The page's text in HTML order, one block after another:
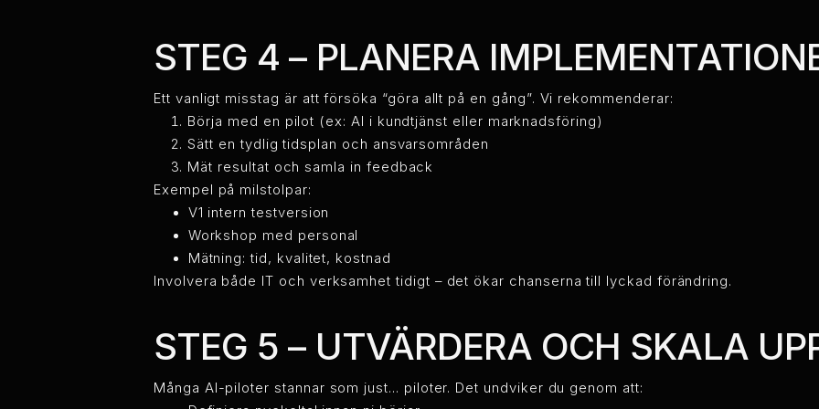
STEG 4 – PLANERA
Ett vanligt misstag är att försöka “göra allt på en gång”. Vi rekommenderar:
Börja med en pilot (ex: AI i kundtjänst eller marknadsföring)
Sätt en tydlig tidsplan och ansvarsområden
Mät resultat och samla in feedback
Exempel på milstolpar:
V1 intern testversion
Workshop med personal
Mätning: tid, kvalitet, kostnad
Involvera både IT och verksamhet tidigt – det ökar chanserna till lyckad förändring.
STEG 5 – UTVÄRDERA OCH SKALA
Många AI-piloter stannar som just... piloter. Det undviker du genom att: